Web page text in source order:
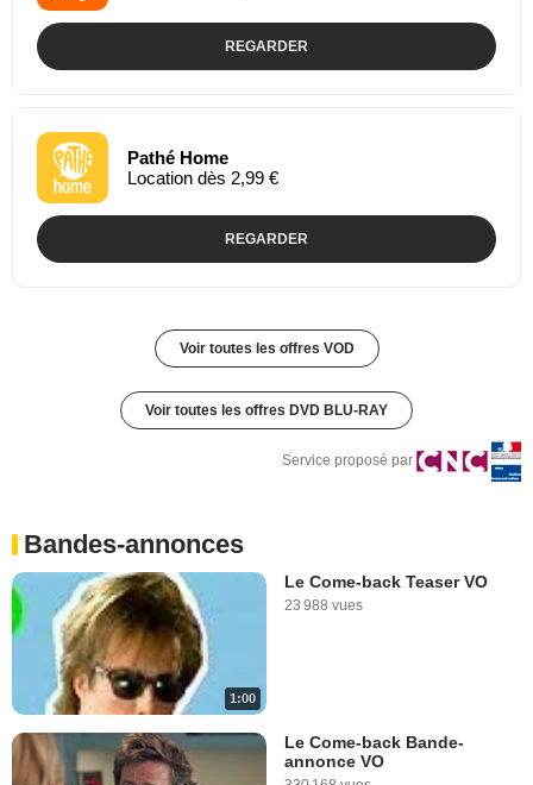
REGARDER
Pathé Home
Location dès 2,99 €
REGARDER
Voir toutes les offres VOD
Voir toutes les offres DVD BLU-RAY
Service proposé par
Bandes-annonces
1:00
Le Come-back Teaser VO
23 988 vues
Le Come-back Bande-
annonce VO